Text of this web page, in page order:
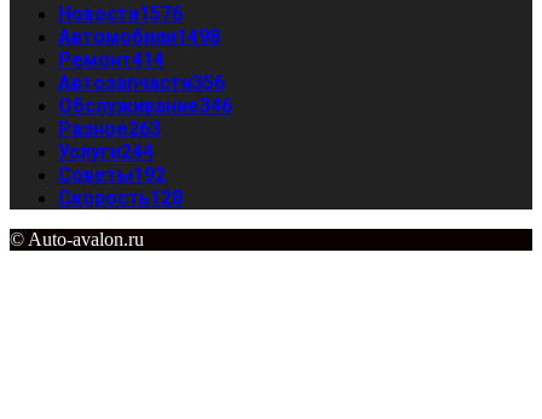
Новости1576
Автомобили1498
Ремонт414
Автозапчасти356
Обслуживание346
Разное263
Услуги244
Советы192
Скорость128
© Auto-avalon.ru